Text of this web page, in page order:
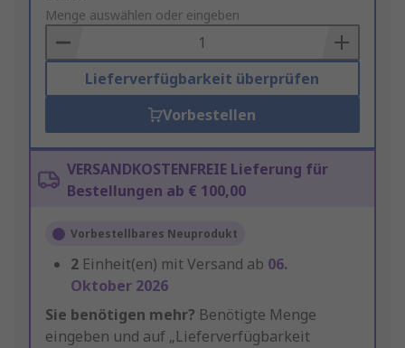
to
Basket
Menge auswählen oder eingeben
Lieferverfügbarkeit überprüfen
Vorbestellen
VERSANDKOSTENFREIE Lieferung für
Bestellungen ab € 100,00
Vorbestellbares Neuprodukt
2 Einheit(en) mit Versand ab 06.
Oktober 2026
Sie benötigen mehr? Benötigte Menge
eingeben und auf „Lieferverfügbarkeit